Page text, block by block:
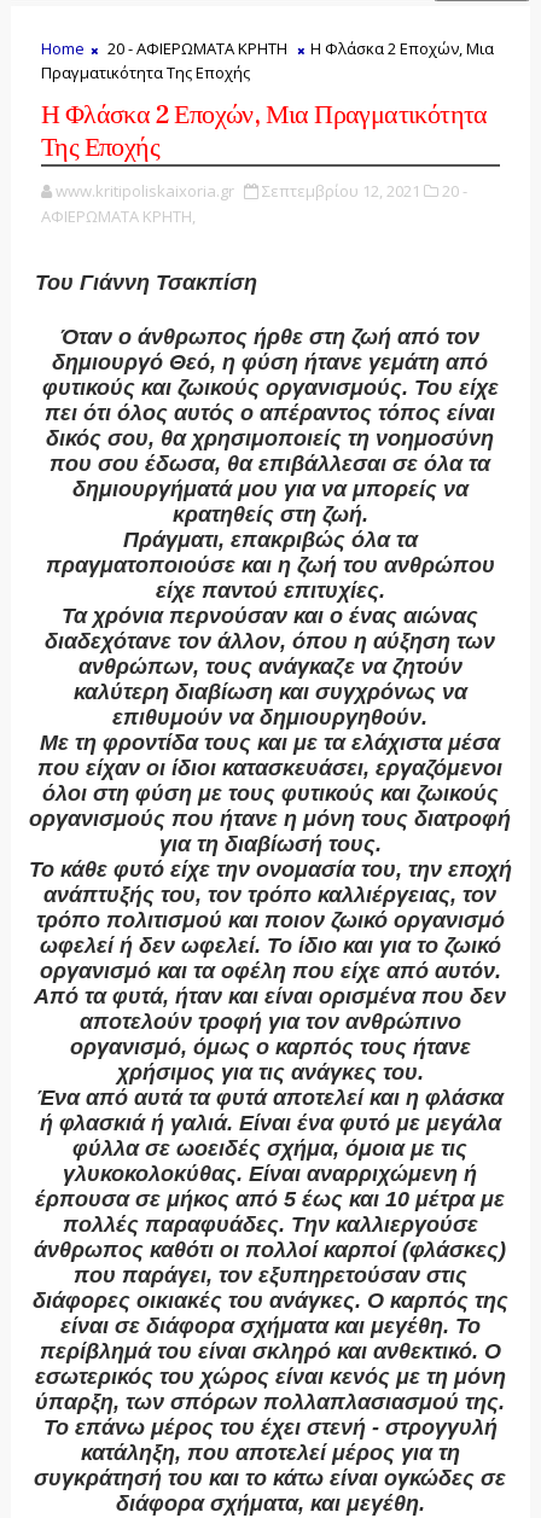
Home 20 - ΑΦΙΕΡΩΜΑΤΑ ΚΡΗΤΗ
Η Φλάσκα 2 Εποχών, Μια
Πραγματικότητα Της Εποχής
Η Φλάσκα 2 Εποχών, Μια Πραγματικότητα
Της Εποχής
www.kritipoliskaixoria.gr Σεπτεμβρίου 12, 2021
20 -
ΑΦΙΕΡΩΜΑΤΑ ΚΡΗΤΗ,
Του Γιάννη Τσακπίση
Όταν ο άνθρωπος ήρθε στη ζωή από τον
δημιουργό Θεό, η φύση ήτανε γεμάτη από
φυτικούς και ζωικούς οργανισμούς. Του είχε
πει ότι όλος αυτός ο απέραντος τόπος είναι
δικός σου, θα χρησιμοποιείς τη νοημοσύνη
που σου έδωσα, θα επιβάλλεσαι σε όλα τα
δημιουργήματά μου για να μπορείς να
κρατηθείς στη ζωή.
Πράγματι, επακριβώς όλα τα
πραγματοποιούσε και η ζωή του ανθρώπου
είχε παντού επιτυχίες.
Τα χρόνια περνούσαν και ο ένας αιώνας
διαδεχότανε τον άλλον, όπου η αύξηση των
ανθρώπων, τους ανάγκαζε να ζητούν
καλύτερη διαβίωση και συγχρόνως να
επιθυμούν να δημιουργηθούν.
Με τη φροντίδα τους και με τα ελάχιστα μέσα
που είχαν οι ίδιοι κατασκευάσει, εργαζόμενοι
όλοι στη φύση με τους φυτικούς και ζωικούς
οργανισμούς που ήτανε η μόνη τους διατροφή
για τη διαβίωσή τους.
Το κάθε φυτό είχε την ονομασία του, την εποχή
ανάπτυξής του, τον τρόπο καλλιέργειας, τον
τρόπο πολιτισμού και ποιον ζωικό οργανισμό
ωφελεί ή δεν ωφελεί. Το ίδιο και για το ζωικό
οργανισμό και τα οφέλη που είχε από αυτόν.
Από τα φυτά, ήταν και είναι ορισμένα που δεν
αποτελούν τροφή για τον ανθρώπινο
οργανισμό, όμως ο καρπός τους ήτανε
χρήσιμος για τις ανάγκες του.
Ένα από αυτά τα φυτά αποτελεί και η φλάσκα
ή φλασκιά ή γαλιά. Είναι ένα φυτό με μεγάλα
φύλλα σε ωοειδές σχήμα, όμοια με τις
γλυκοκολοκύθας. Είναι αναρριχώμενη ή
έρπουσα σε μήκος από 5 έως και 10 μέτρα με
πολλές παραφυάδες. Την καλλιεργούσε
άνθρωπος καθότι οι πολλοί καρποί (φλάσκες)
που παράγει, τον εξυπηρετούσαν στις
διάφορες οικιακές του ανάγκες. Ο καρπός της
είναι σε διάφορα σχήματα και μεγέθη. Το
περίβλημά του είναι σκληρό και ανθεκτικό. Ο
εσωτερικός του χώρος είναι κενός με τη μόνη
ύπαρξη, των σπόρων πολλαπλασιασμού της.
Το επάνω μέρος του έχει στενή - στρογγυλή
κατάληξη, που αποτελεί μέρος για τη
συγκράτησή του και το κάτω είναι ογκώδες σε
διάφορα σχήματα, και μεγέθη.